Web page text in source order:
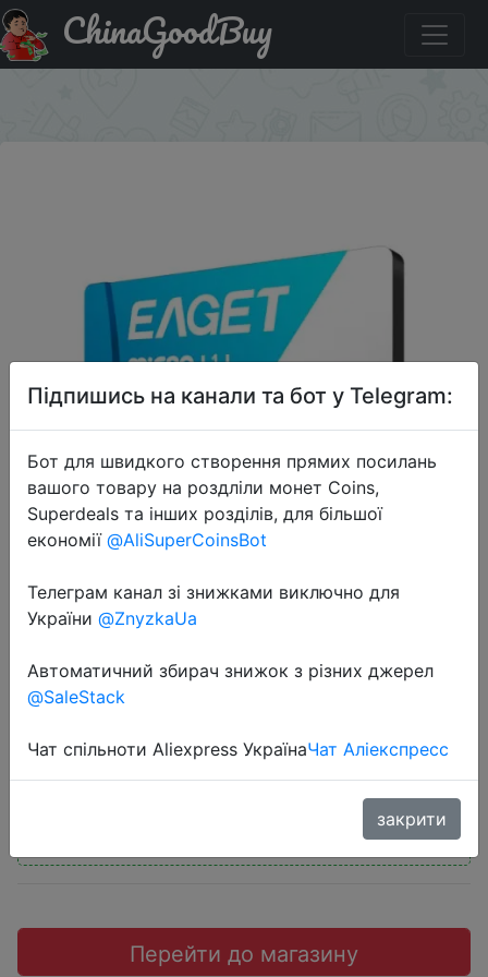
Придбати по знижці DSRG5YTOP1 EAGET T1 Class 10
80MB/s TF Card 32GB
ChinaGoodBuy
2018-07-28
32GB
$4.57
"DSRG5YTOP1"
Перейти до магазину
Підпишись на канали та бот у Telegram:
Бот для швидкого створення прямих посилань
вашого товару на роздліли монет Coins,
Superdeals та інших розділів, для більшої
економії @AliSuperCoinsBot
Телеграм канал зі знижками виключно для
України @ZnyzkaUa
Автоматичний збирач знижок з різних джерел
@SaleStack
Чат спільноти Aliexpress УкраїнаЧат Аліекспресс
закрити